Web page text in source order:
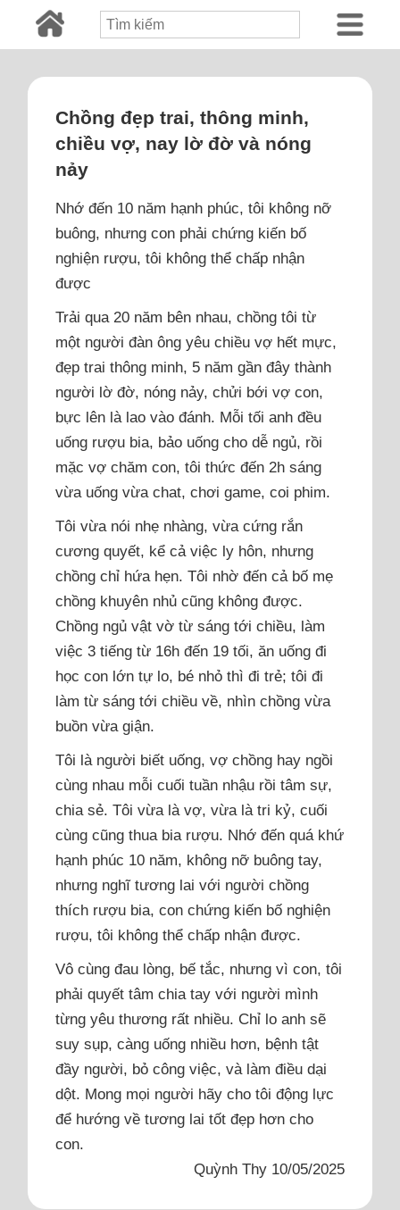
Chồng đẹp trai, thông minh,
chiều vợ, nay lờ đờ và nóng
nảy
Nhớ đến 10 năm hạnh phúc, tôi không nỡ
buông, nhưng con phải chứng kiến bố
nghiện rượu, tôi không thể chấp nhận
được
Trải qua 20 năm bên nhau, chồng tôi từ
một người đàn ông yêu chiều vợ hết mực,
đẹp trai thông minh, 5 năm gần đây thành
người lờ đờ, nóng nảy, chửi bới vợ con,
bực lên là lao vào đánh. Mỗi tối anh đều
uống rượu bia, bảo uống cho dễ ngủ, rồi
mặc vợ chăm con, tôi thức đến 2h sáng
vừa uống vừa chat, chơi game, coi phim.
Tôi vừa nói nhẹ nhàng, vừa cứng rắn
cương quyết, kể cả việc ly hôn, nhưng
chồng chỉ hứa hẹn. Tôi nhờ đến cả bố mẹ
chồng khuyên nhủ cũng không được.
Chồng ngủ vật vờ từ sáng tới chiều, làm
việc 3 tiếng từ 16h đến 19 tối, ăn uống đi
học con lớn tự lo, bé nhỏ thì đi trẻ; tôi đi
làm từ sáng tới chiều về, nhìn chồng vừa
buồn vừa giận.
Tôi là người biết uống, vợ chồng hay ngồi
cùng nhau mỗi cuối tuần nhậu rồi tâm sự,
chia sẻ. Tôi vừa là vợ, vừa là tri kỷ, cuối
cùng cũng thua bia rượu. Nhớ đến quá khứ
hạnh phúc 10 năm, không nỡ buông tay,
nhưng nghĩ tương lai với người chồng
thích rượu bia, con chứng kiến bố nghiện
rượu, tôi không thể chấp nhận được.
Vô cùng đau lòng, bế tắc, nhưng vì con, tôi
phải quyết tâm chia tay với người mình
từng yêu thương rất nhiều. Chỉ lo anh sẽ
suy sụp, càng uống nhiều hơn, bệnh tật
đầy người, bỏ công việc, và làm điều dại
dột. Mong mọi người hãy cho tôi động lực
để hướng về tương lai tốt đẹp hơn cho
con.
Quỳnh Thy 10/05/2025